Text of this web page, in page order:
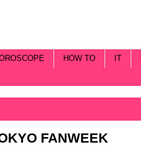
HOW TO IT
FANWEEK